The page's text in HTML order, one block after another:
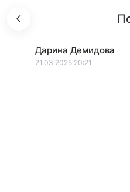
Дарина Демидова
21.03.2025 20:21